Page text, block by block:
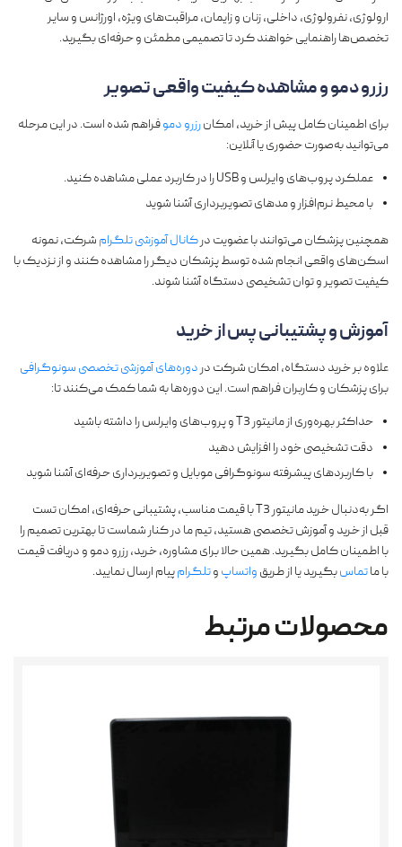
ارولوژی، نفرولوژی، داخلی، زنان و زایمان، مراقبت‌های ویژه، اورژانس و سایر
تخصص‌ها راهنمایی خواهند کرد تا تصمیمی مطمئن و حرفه‌ای بگیرید.
رزرو دمو و مشاهده کیفیت واقعی تصویر
برای اطمینان کامل پیش از خرید، امکانرزرو دموفراهم شده است. در این مرحله
می‌توانید به‌صورت حضوری یا آنلاین:
عملکرد پروب‌های وایرلس و USB را در کاربرد عملی مشاهده کنید.
با محیط نرم‌افزار و مدهای تصویربرداری آشنا شوید
همچنین پزشکان می‌توانند با عضویت در کانال آموزشی تلگرام شرکت، نمونه
اسکن‌های واقعی انجام شده توسط پزشکان دیگر را مشاهده کنند و از نزدیک با
کیفیت تصویر و توان تشخیصی دستگاه آشنا شوند.
آموزش و پشتیبانی پس از خرید
علاوه بر خرید دستگاه، امکان شرکت در دوره‌های آموزشی تخصصی سونوگرافی
برای پزشکان و کاربران فراهم است. این دوره‌ها به شما کمک می‌کنند تا:
حداکثر بهره‌وری از مانیتور T3 و پروب‌های وایرلس را داشته باشید
دقت تشخیصی خود را افزایش دهید
با کاربردهای پیشرفته سونوگرافی موبایل و تصویربرداری حرفه‌ای آشنا شوید
اگر به‌دنبال خرید مانیتور T3 با قیمت مناسب، پشتیبانی حرفه‌ای، امکان تست
قبل از خرید و آموزش تخصصی هستید، تیم ما در کنار شماست تا بهترین تصمیم را
با اطمینان کامل بگیرید. همین حالا برای مشاوره، خرید، رزرو دمو و دریافت قیمت
با ماتماسبگیرید یا از طریق واتساپ وتلگرامپیام ارسال نمایید.
محصولات مرتبط